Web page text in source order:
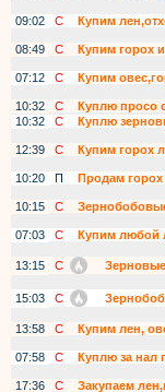
09:02
С
Купим
08:49
С
Купим горох
07:12
С
Купим
10:32
С
Куплю просо
10:32
С
Куплю
12:39
С
Купим горох
10:20
П
Продам
10:15
С
07:03
С
Купим любой
13:15
С
15:03
С
13:58
С
Купим лен,
07:58
С
Куплю за нал
17:36
С
Закупаем